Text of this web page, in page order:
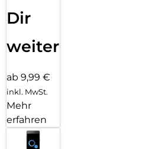
Dir
weiter
ab 9,99 €
inkl. MwSt.
Mehr
erfahren